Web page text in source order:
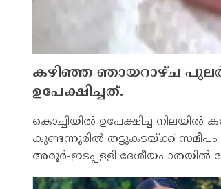
കഴിഞ്ഞ ഞായറാഴ്ച
ഉപേക്ഷിച്ചത്.
കൊച്ചിയില്‍ ഉപേക്ഷിച്ച
കുണ്ടന്നൂരില്‍ തട്ടുകടയ്ക്ക് സമീപം
അരൂര്‍-ഇടപ്പള്ളി